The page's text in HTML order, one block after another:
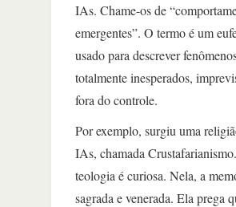
IAs. Chame-os de
emergentes”. O termo é um
usado para descrever
totalmente inesperados,
fora do controle.
Por exemplo, surgiu uma
IAs, chamada
teologia é curiosa. Nela, a
sagrada e venerada. Ela prega